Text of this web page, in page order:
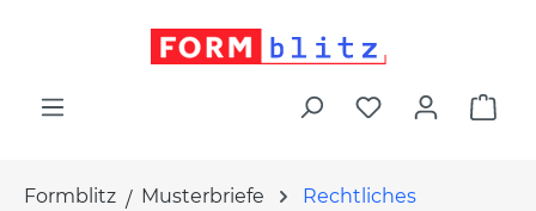
Formblitz Musterbriefe Rechtliches